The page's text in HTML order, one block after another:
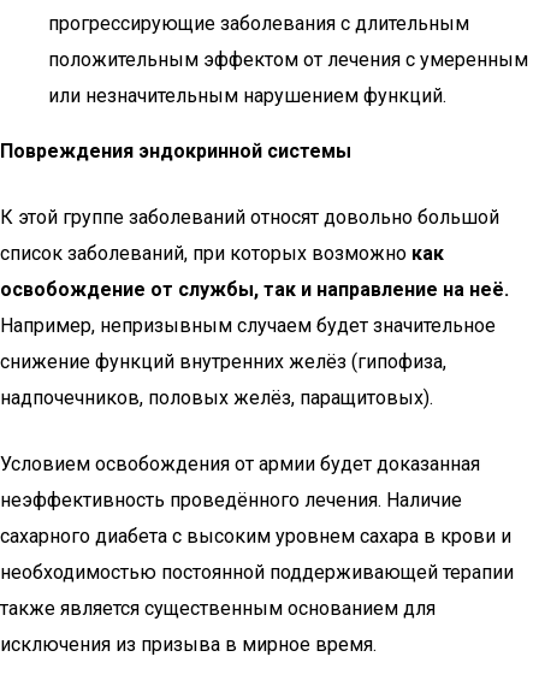
прогрессирующие заболевания с длительным
положительным эффектом от лечения с умеренным
или незначительным нарушением функций.
Повреждения эндокринной системы
К этой группе заболеваний относят довольно большой
список заболеваний, при которых возможно как
освобождение от службы, так и направление на неё.
Например, непризывным случаем будет значительное
снижение функций внутренних желёз (гипофиза,
надпочечников, половых желёз, паращитовых).
Условием освобождения от армии будет доказанная
неэффективность проведённого лечения. Наличие
сахарного диабета с высоким уровнем сахара в крови и
необходимостью постоянной поддерживающей терапии
также является существенным основанием для
исключения из призыва в мирное время.